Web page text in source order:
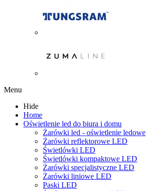
Menu
Hide
Home
Oświetlenie led do biura i domu
Żarówki led - oświetlenie ledowe
Żarówki reflektorowe LED
Świetlówki LED
Świetlówki kompaktowe LED
Żarówki specjalistyczne LED
Żarówki liniowe LED
Paski LED